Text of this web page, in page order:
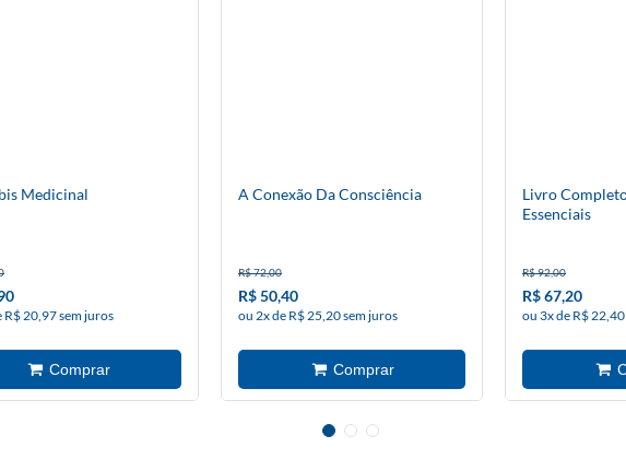
Medicinal
R$ 20,97 sem juros
A Conexão Da Consciência
R$ 72,00
R$ 50,40
ou 2x de R$ 25,20 sem juros
Livro
Essenciais
R$ 92,00
R$ 67,20
ou 3x de R$